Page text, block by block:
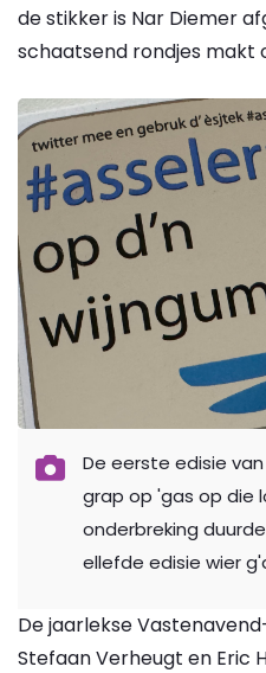
de stikker is Nar Diemer
schaatsend rondjes makt
De eerste edisie
grap op 'gas op die
onderbreking
ellefde edisie wier
De jaarlekse
Stefaan Verheugt en Eric